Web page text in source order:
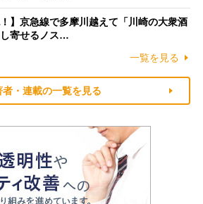
！】京急線で多摩川越えて「川崎の大衆酒
寄せるノス…
一覧を見る
者・連載の一覧を見る